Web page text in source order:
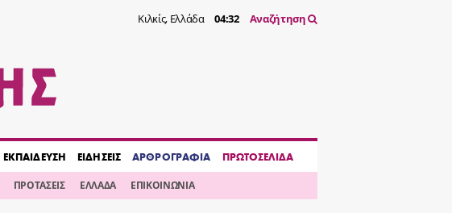
Κιλκίς, Ελλάδα 04:33 Αναζήτηση
ΕΚΠΑΙΔΕΥΣΗ ΕΙΔΗΣΕΙΣ ΑΡΘΡΟΓΡΑΦΙΑ ΠΡΩΤΟΣΕΛΙΔΑ
ΠΡΟΤΑΣΕΙΣ ΕΛΛΑΔΑ ΕΠΙΚΟΙΝΩΝΙΑ